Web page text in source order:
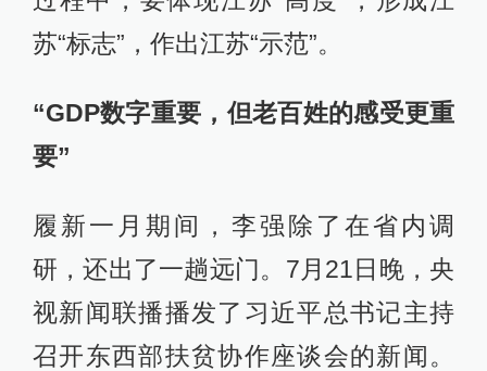
赴宿迁、徐州调研时，李强进果园、
点，他说，要根据各乡村实际和资源
特色，大力调整农业种植结构，鼓励
效农业，提高土地产出效益，尽快找
到一条农民致富路子。